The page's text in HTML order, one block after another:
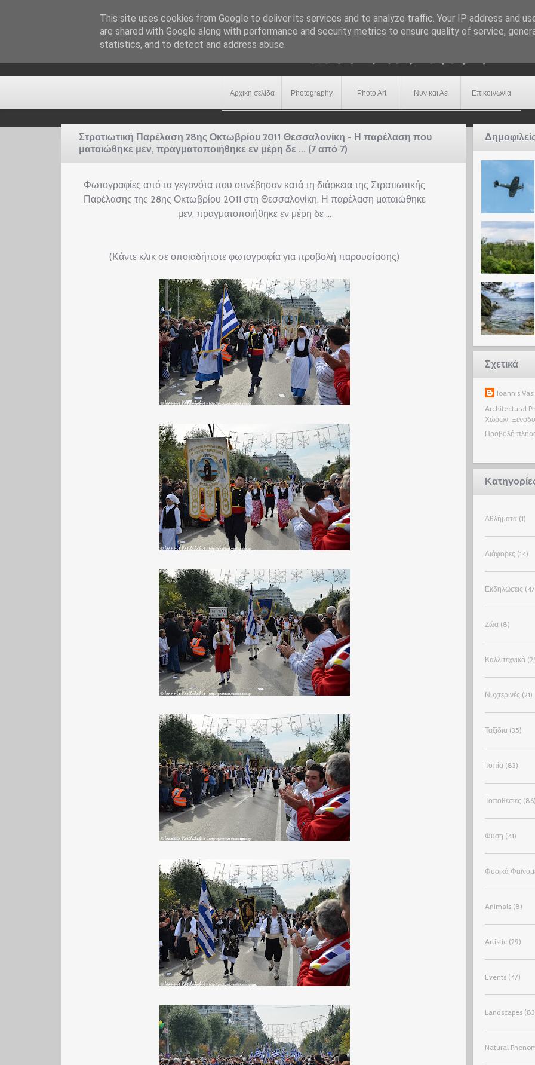
Αρχική σελίδα Photography Photo Art Νυν και Αεί Επικοινωνία
Στρατιωτική Παρέλαση 28ης Οκτωβρίου 2011 Θεσσαλονίκη - Η παρέλαση που
ματαιώθηκε μεν, πραγματοποιήθηκε εν μέρη δε ... (7 από 7)
Φωτογραφίες από τα γεγονότα που συνέβησαν κατά τη διάρκεια της Στρατιωτικής
Παρέλασης της 28ης Οκτωβρίου 2011 στη Θεσσαλονίκη. Η παρέλαση ματαιώθηκε
μεν, πραγματοποιήθηκε εν μέρη δε ...
(Κάντε κλικ σε οποιαδήποτε φωτογραφία για προβολή παρουσίασης)
Σχετικά
Ioannis
Architectural
Χώρων,
Προβολή
Αθλήματα (1)
Διάφορες (14)
Εκδηλώσεις
Ζώα (8)
Καλλιτεχνικά
Νυχτερινές (21)
Ταξίδια (35)
Τοπία (83)
Τοποθεσίες (86)
Φύση (41)
Φυσικά
Animals (8)
Artistic (29)
Events (47)
Landscapes
Natural
This site uses cookies from Google to deliver its services and to analyze traffic. Your IP address and
are shared with Google along with performance and security metrics to ensure quality of service,
statistics, and to detect and address abuse.